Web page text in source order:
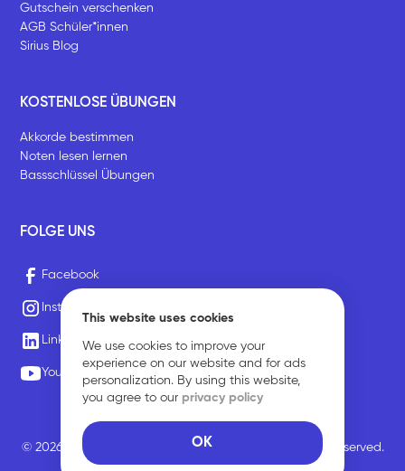
This website uses cookies
We use cookies to improve your
experience on our website and for ads
personalization. By using this website,
you agree to our privacy policy
OK
Gutschein verschenken
AGB Schüler*innen
Sirius Blog
KOSTENLOSE ÜBUNGEN
Akkorde bestimmen
Noten lesen lernen
Bassschlüssel Übungen
FOLGE UNS
Facebook
Instagram
LinkedIn
Youtube
© 2026 Sirius Music Communications GmbH. All rights reserved.